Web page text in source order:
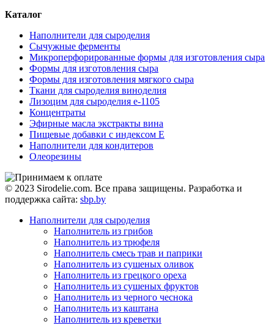
Каталог
Наполнители для сыроделия
Сычужные ферменты
Микроперфорированные формы для изготовления сыра
Формы для изготовления сыра
Формы для изготовления мягкого сыра
Ткани для сыроделия виноделия
Лизоцим для сыроделия e-1105
Концентраты
Эфирные масла экстракты вина
Пищевые добавки с индексом Е
Наполнители для кондитеров
Олеорезины
© 2023 Sirodelie.com. Все права защищены. Разработка и
поддержка сайта: sbp.by
Наполнители для сыроделия
Наполнитель из грибов
Наполнитель из трюфеля
Наполнитель смесь трав и паприки
Наполнитель из сушеных оливок
Наполнитель из грецкого ореха
Наполнитель из сушеных фруктов
Наполнитель из черного чеснока
Наполнитель из каштана
Наполнитель из креветки